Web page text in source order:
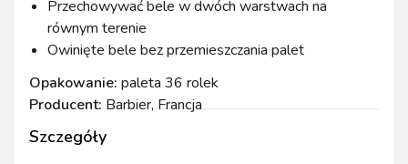
Szczegóły
Przechowywać bele w dwóch warstwach na
równym terenie
Owinięte bele bez przemieszczania palet
Opakowanie: paleta 36 rolek
Producent:Barbier, Francja